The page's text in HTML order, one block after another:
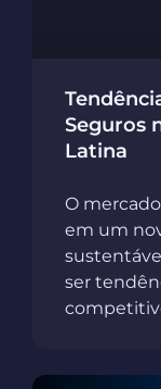
Seguros
Latina
O
em um
ser